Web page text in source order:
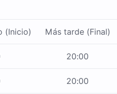
(Inicio) Más tarde (Final)
20:00
20:00